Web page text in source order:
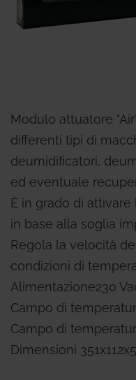
Modulo attuatore
differenti tipi di
deumidificatori,
ed eventuale
È in grado di
in base alla soglia
Regola la velocità
condizioni di
Alimentazione230
Campo di
Campo di
Dimensioni